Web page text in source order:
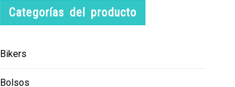
Categorías del producto
Bikers
Bolsos